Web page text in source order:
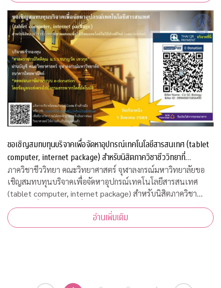
ขอเชิญสมทบทุนบริจาคเพื่อจัดหาอุปกรณ์เทคโนโลยีสารสนเทศ (tablet
computer, internet package) สำหรับนิสิตภาควิชาชีววิทยาที่
ขาดแคลน
ภาควิชาชีววิทยา คณะวิทยาศาสตร์ จุฬาลงกรณ์มหาวิทยาลัยขอ
เชิญสมทบทุนบริจาคเพื่อจัดหาอุปกรณ์เทคโนโลยีสารสนเทศ
(tablet computer, internet package) สำหรับนิสิตภาควิชา
ชีววิทยาที่ขาดแคลน เพื่อใช้เรียนออนไลน์ในวิถีปรกติใหม่ บริจาค
เข้ากองทุน "
อ่านเพิ่มเติม